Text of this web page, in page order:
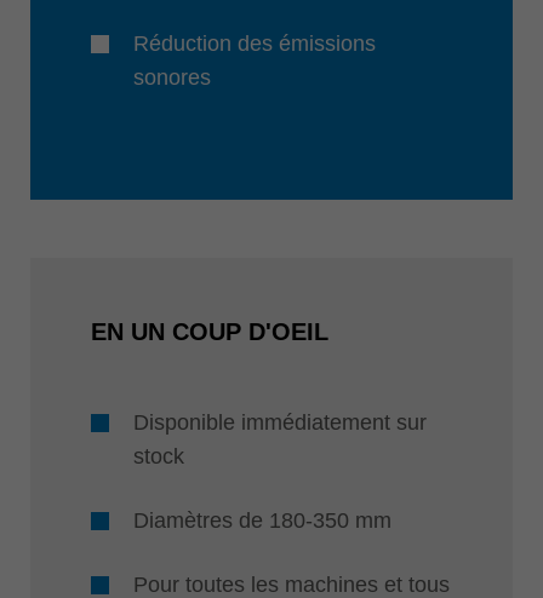
Réduction des émissions
sonores
EN UN COUP D'OEIL
Disponible immédiatement sur
stock
Diamètres de 180-350 mm
Pour toutes les machines et tous